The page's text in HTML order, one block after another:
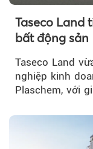
Taseco Land
bất động sản
Taseco Land
nghiệp kinh
Plaschem, với